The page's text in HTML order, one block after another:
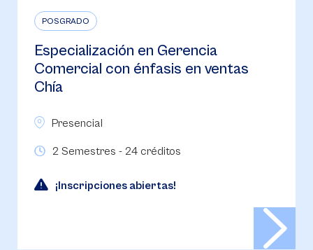
POSGRADO
Especialización en Gerencia
Estratégica Bucaramanga